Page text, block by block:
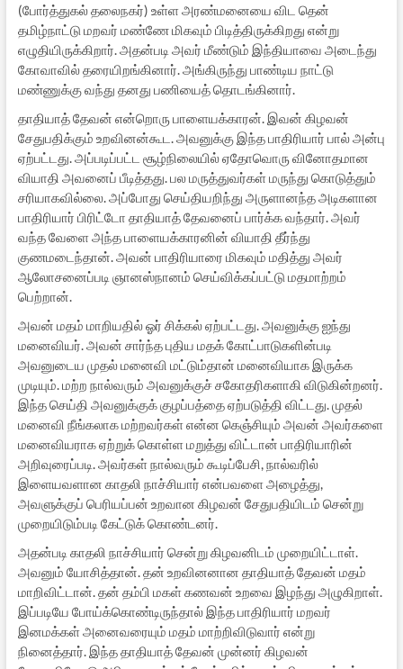
(போர்த்துகல் தலைநகர்) உள்ள அரண்மனையை விட தென்
தமிழ்நாட்டு மறவர் மண்ணே மிகவும் பிடித்திருக்கிறது என்று
எழுதியிருக்கிறார். அதன்படி அவர் மீண்டும் இந்தியாவை அடைந்து
கோவாவில் தரையிறங்கினார். அங்கிருந்து பாண்டிய நாட்டு
மண்ணுக்கு வந்து தனது பணியைத் தொடங்கினார்.
தாதியாத் தேவன் என்றொரு பாளையக்காரன். இவன் கிழவன்
சேதுபதிக்கும் உறவினன்கூட. அவனுக்கு இந்த பாதிரியார் பால் அன்பு
ஏற்பட்டது. அப்படிப்பட்ட சூழ்நிலையில் ஏதோவொரு வினோதமான
வியாதி அவனைப் பீடித்தது. பல மருத்துவர்கள் மருந்து கொடுத்தும்
சரியாகவில்லை. அப்போது செய்தியறிந்து அருளானந்த அடிகளான
பாதிரியார் பிரிட்டோ தாதியாத் தேவனைப் பார்க்க வந்தார். அவர்
வந்த வேளை அந்த பாளையக்காரனின் வியாதி தீர்ந்து
குணமடைந்தான். அவன் பாதிரியாரை மிகவும் மதித்து அவர்
ஆலோசனைப்படி ஞானஸ்நானம் செய்விக்கப்பட்டு மதமாற்றம்
பெற்றான்.
அவன் மதம் மாறியதில் ஓர் சிக்கல் ஏற்பட்டது. அவனுக்கு ஐந்து
மனைவியர். அவன் சார்ந்த புதிய மதக் கோட்பாடுகளின்படி
அவனுடைய முதல் மனைவி மட்டும்தான் மனைவியாக இருக்க
முடியும். மற்ற நால்வரும் அவனுக்குச் சகோதரிகளாகி விடுகின்றனர்.
இந்த செய்தி அவனுக்குக் குழப்பத்தை ஏற்படுத்தி விட்டது. முதல்
மனைவி நீங்கலாக மற்றவர்கள் என்ன கெஞ்சியும் அவன் அவர்களை
மனைவியராக ஏற்றுக் கொள்ள மறுத்து விட்டான் பாதிரியாரின்
அறிவுரைப்படி. அவர்கள் நால்வரும் கூடிப்பேசி, நால்வரில்
இளையவளான காதலி நாச்சியார் என்பவளை அழைத்து,
அவளுக்குப் பெரியப்பன் உறவான கிழவன் சேதுபதியிடம் சென்று
முறையிடும்படி கேட்டுக் கொண்டனர்.
அதன்படி காதலி நாச்சியார் சென்று கிழவனிடம் முறையிட்டாள்.
அவனும் யோசித்தான். தன் உறவினனான தாதியாத் தேவன் மதம்
மாறிவிட்டான். தன் தம்பி மகள் கணவன் உறவை இழந்து அழுகிறாள்.
இப்படியே போய்க்கொண்டிருந்தால் இந்த பாதிரியார் மறவர்
இனமக்கள் அனைவரையும் மதம் மாற்றிவிடுவார் என்று
நினைத்தார். இந்த தாதியாத் தேவன் முன்னர் கிழவன்